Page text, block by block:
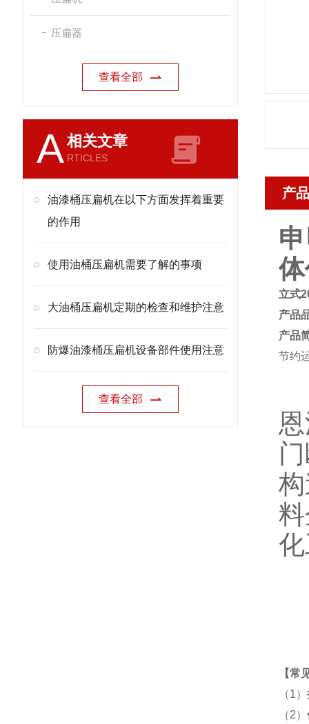
压扁器
查看全部
A相关文章
RTICLES
油漆桶压扁机在以下方面发挥着重要
的作用
使用油桶压扁机需要了解的事项
大油桶压扁机定期的检查和维护注意
防爆油漆桶压扁机设备部件使用注意
查看全部
产
立式
产品
产品
节约
【常
（1）
（2）